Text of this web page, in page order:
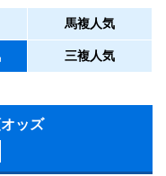
馬複人気
三複人気
オッズ